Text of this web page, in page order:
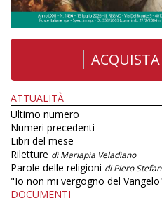
ATTUALITÀ
Ultimo numero
Numeri precedenti
Libri del mese
Riletture di Mariapia Veladiano
Parole delle religioni di Piero
"Io non mi vergogno del
DOCUMENTI